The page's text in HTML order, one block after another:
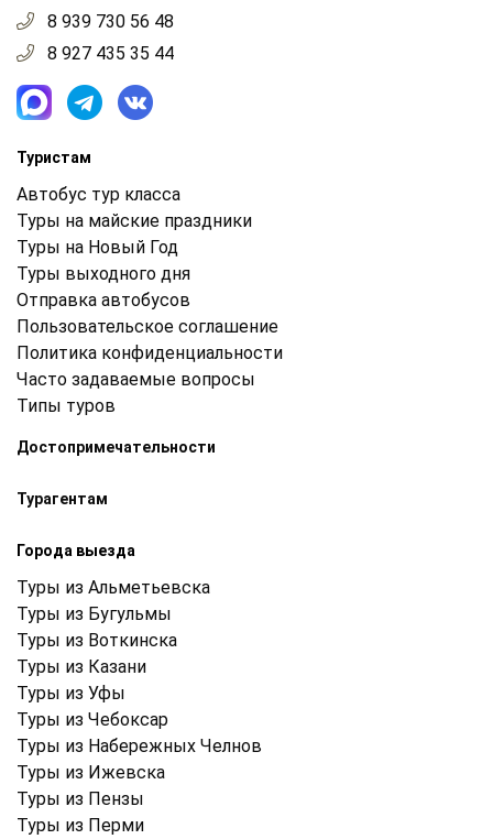
8 939 730 56 48
8 927 435 35 44
Туристам
Автобус тур класса
Туры на майские праздники
Туры на Новый Год
Туры выходного дня
Отправка автобусов
Пользовательское соглашение
Политика конфиденциальности
Часто задаваемые вопросы
Типы туров
Достопримечательности
Турагентам
Города выезда
Туры из Альметьевска
Туры из Бугульмы
Туры из Воткинска
Туры из Казани
Туры из Уфы
Туры из Чебоксар
Туры из Набережных Челнов
Туры из Ижевска
Туры из Пензы
Туры из Перми